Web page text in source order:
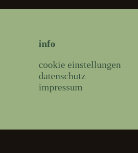
info
cookie einstellungen
datenschutz
impressum